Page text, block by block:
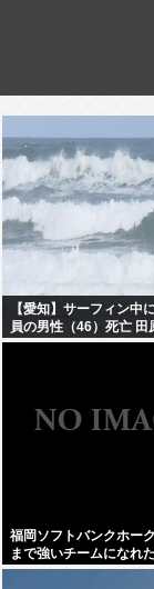
【愛知】サーフィン中
員の男性（46）死亡 田
はサーフィンで有名な
福岡ソフトバンクホー
まで強いチームになれ